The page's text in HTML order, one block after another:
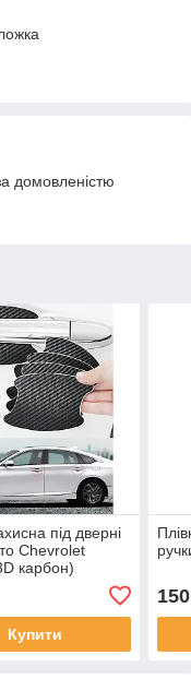
домовленістю
під дверні
Chevrolet
карбон)
Купити
150